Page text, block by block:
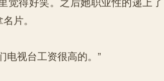
片。
视台工资很高的。”